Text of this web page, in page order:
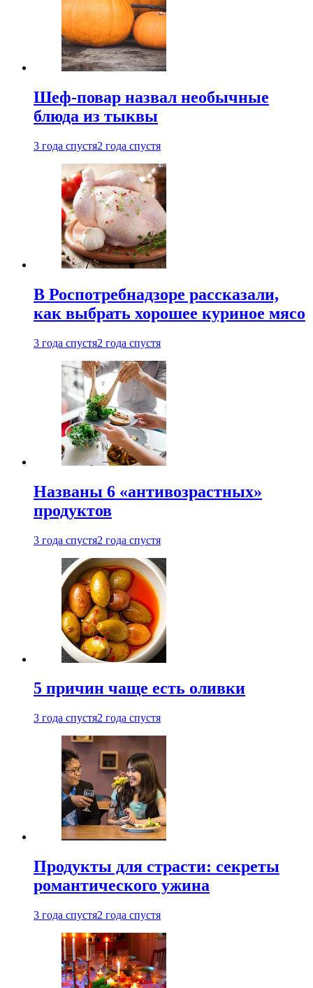
Шеф-повар назвал необычные
блюда из тыквы
3 года спустя2 года спустя
В Роспотребнадзоре рассказали,
как выбрать хорошее куриное мясо
3 года спустя2 года спустя
Названы 6 «антивозрастных»
продуктов
3 года спустя2 года спустя
5 причин чаще есть оливки
3 года спустя2 года спустя
Продукты для страсти: секреты
романтического ужина
3 года спустя2 года спустя